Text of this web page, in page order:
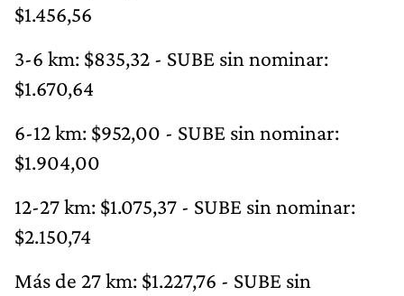
$1.456,56
3-6 km: $835,32 - SUBE sin nominar:
$1.670,64
6-12 km: $952,00 - SUBE sin nominar:
$1.904,00
12-27 km: $1.075,37 - SUBE sin nominar:
$2.150,74
Más de 27 km: $1.227,76 - SUBE sin